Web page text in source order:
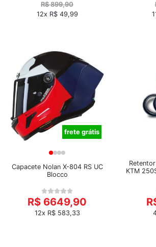
R$ 899,90
12x R$ 49,99
frete grátis
Capacete Nolan X-804 RS UC
Blocco
R$ 6649,90
12x R$ 583,33
KTM